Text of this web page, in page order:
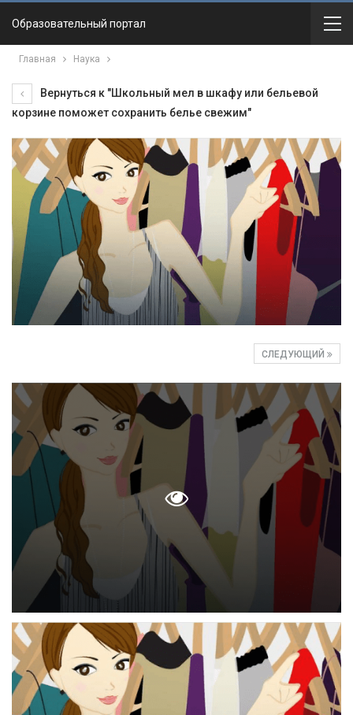
Образовательный портал
Главная Наука
Вернуться к "Школьный мел в шкафу или бельевой
корзине поможет сохранить белье свежим"
СЛЕДУЮЩИЙ